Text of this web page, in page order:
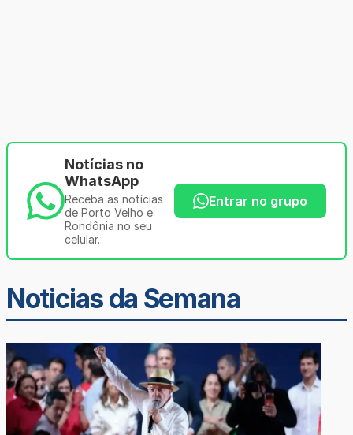
Notícias no
WhatsApp
Receba as notícias
de Porto Velho e
Rondônia no seu
celular.
Entrar no grupo
Noticias da Semana